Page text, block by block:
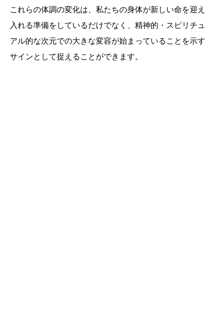
これらの体調の変化は、私たちの身体が新しい命を迎え
入れる準備をしているだけでなく、精神的・スピリチュ
アル的な次元での大きな変容が始まっていることを示す
サインとして捉えることができます。